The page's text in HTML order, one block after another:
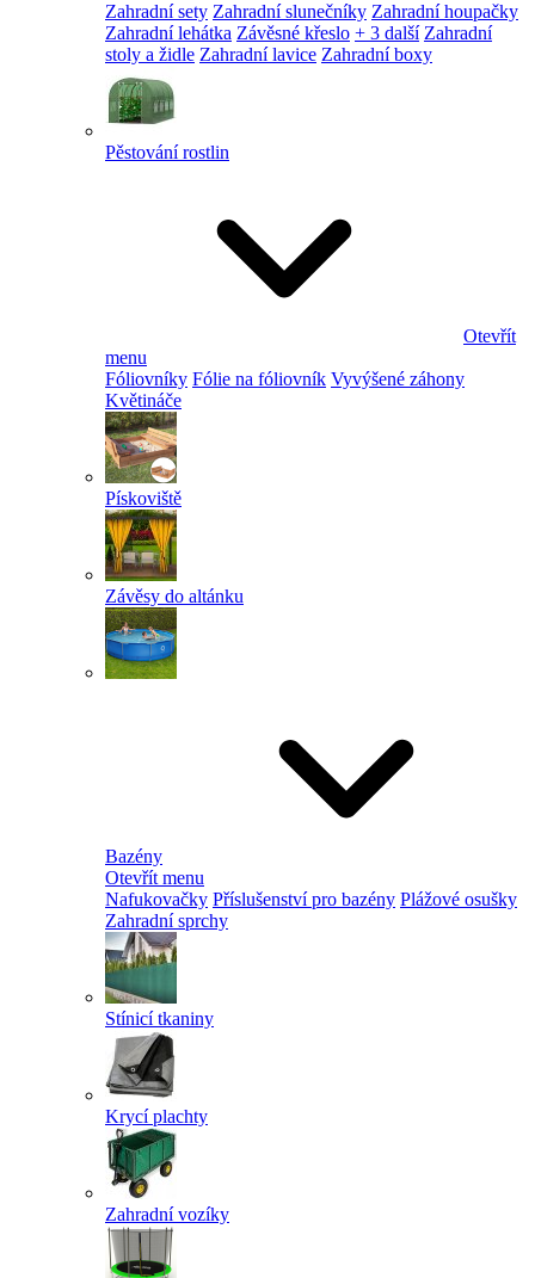
Zahradní sety Zahradní slunečníky Zahradní houpačky
Zahradní lehátka Závěsné křeslo + 3 další Zahradní
stoly a židle Zahradní lavice Zahradní boxy
Pěstování rostlin
Otevřít
menu
Fóliovníky Fólie na fóliovník Vyvýšené záhony
Květináče
Pískoviště
Závěsy do altánku
Bazény
Otevřít menu
Nafukovačky Příslušenství pro bazény Plážové osušky
Zahradní sprchy
Stínicí tkaniny
Krycí plachty
Zahradní vozíky